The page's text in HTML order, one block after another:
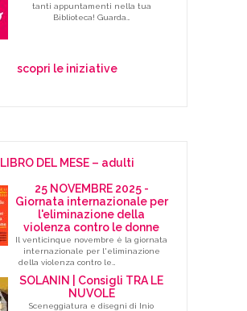
tanti appuntamenti nella tua
Biblioteca! Guarda…
scopri le iniziative
LIBRO DEL MESE – adulti
25 NOVEMBRE 2025 -
Giornata internazionale per
l'eliminazione della
violenza contro le donne
Il venticinque novembre è la giornata
internazionale per l'eliminazione
della violenza contro le…
SOLANIN | Consigli TRA LE
NUVOLE
Sceneggiatura e disegni di Inio